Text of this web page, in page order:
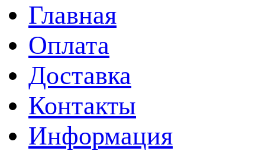
Главная
Оплата
Доставка
Контакты
Информация